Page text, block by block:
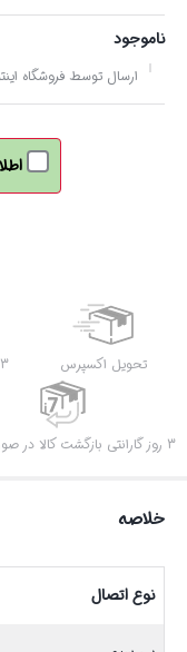
ناموجود
ارسال توسط فروشگاه
تحویل اکسپرس 3 روز گارانتی بازگشت وجه
3 روز گارانتی بازگشت کالا در صورت خرابی
خلاصه
نوع اتصال